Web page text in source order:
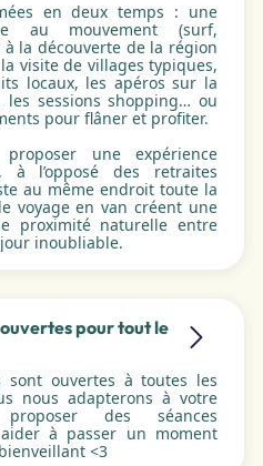
en deux temps : une
au mouvement (surf,
la découverte de la région
visite de villages typiques,
locaux, les apéros sur la
sessions shopping… ou
pour flâner et profiter.
une expérience
à l’opposé des retraites
au même endroit toute la
voyage en van créent une
proximité naturelle entre
inoubliable.
pour tout le
sont ouvertes à toutes les
nous adapterons à votre
des séances
à passer un moment
<3